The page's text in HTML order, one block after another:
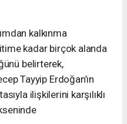
kalkınma
kadar birçok alanda
belirterek,
Tayyip Erdoğan’ın
ilişkilerini karşılıklı